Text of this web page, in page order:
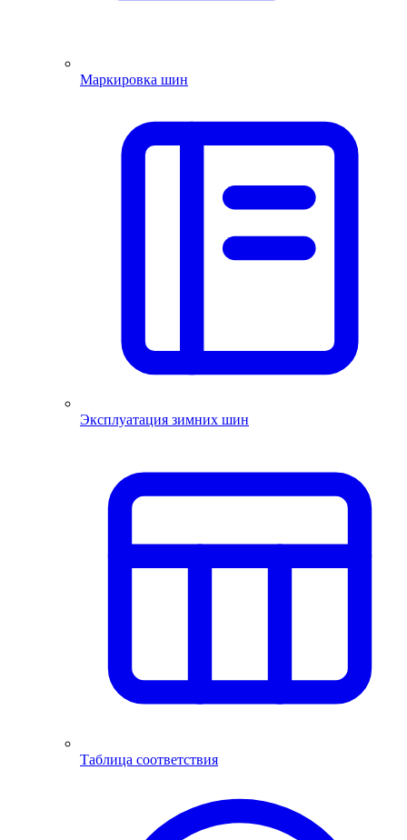
Маркировка шин
Эксплуатация зимних шин
Таблица соответствия